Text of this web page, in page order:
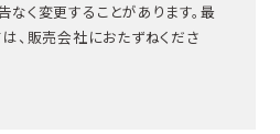
く変更することがあります。最
、販売会社におたずねくださ